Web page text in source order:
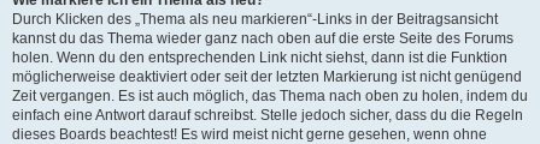
Durch Klicken des „Thema als neu markieren“-Links in der Beitragsansicht
kannst du das Thema wieder ganz nach oben auf die erste Seite des Forums
holen. Wenn du den entsprechenden Link nicht siehst, dann ist die Funktion
möglicherweise deaktiviert oder seit der letzten Markierung ist nicht genügend
Zeit vergangen. Es ist auch möglich, das Thema nach oben zu holen, indem du
einfach eine Antwort darauf schreibst. Stelle jedoch sicher, dass du die Regeln
dieses Boards beachtest! Es wird meist nicht gerne gesehen, wenn ohne